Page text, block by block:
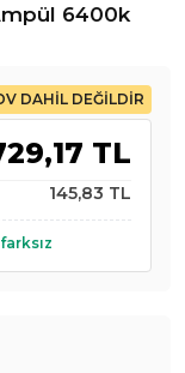
6400k
DAHİL DEĞİLDİR
TL
145,83 TL